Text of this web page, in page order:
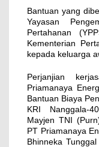
Bantuan yang
Yayasan
Pertahanan
Kementerian
kepada keluarga
Perjanjian
Priamanaya
Bantuan Biaya
KRI Nanggala-
Mayjen TNI
PT Priamanaya
Bhinneka